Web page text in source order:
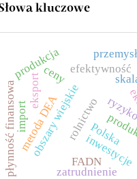
kluczowe
rolnictwo
efektywność
obszary wiejskie Polska
inwestycje
metoda DEA
ceny
FADN
produkcja
eksport
płynność finansowa zatrudnienie
import